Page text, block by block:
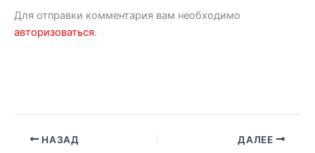
Для отправки комментария вам необходимо
авторизоваться.
НАЗАД ДАЛЕЕ